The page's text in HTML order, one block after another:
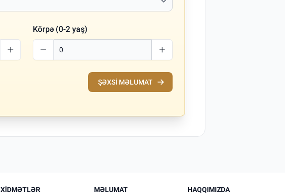
Körpə (0-2 yaş)
ŞƏXSI MƏLUMAT
XIDMƏTLƏR MƏLUMAT HAQQIMIZDA